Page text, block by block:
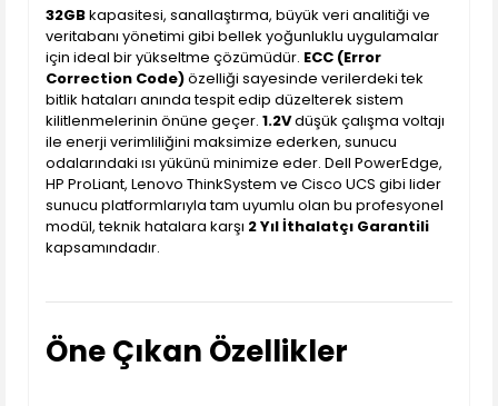
32GBkapasitesi, sanallaştırma, büyük veri analitiği ve
veritabanı yönetimi gibi bellek yoğunluklu uygulamalar
için ideal bir yükseltme çözümüdür. ECC (Error
Correction Code)özelliği sayesinde verilerdeki tek
bitlik hataları anında tespit edip düzelterek sistem
kilitlenmelerinin önüne geçer. 1.2Vdüşük çalışma voltajı
ile enerji verimliliğini maksimize ederken, sunucu
odalarındaki ısı yükünü minimize eder. Dell PowerEdge,
HP ProLiant, Lenovo ThinkSystem ve Cisco UCS gibi lider
sunucu platformlarıyla tam uyumlu olan bu profesyonel
modül, teknik hatalara karşı 2 Yıl İthalatçı Garantili
kapsamındadır.
Öne Çıkan Özellikler